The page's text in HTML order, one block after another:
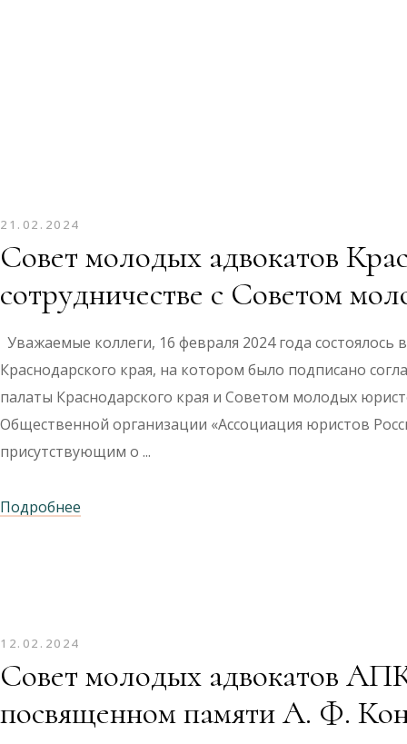
21.02.2024
Совет молодых адвокатов
сотрудничестве с Советом
Уважаемые коллеги, 16 февраля 2024 года
Краснодарского края, на котором было подписано
палаты Краснодарского края и Советом молодых
Общественной организации «Ассоциация юристов
присутствующим о
Подробнее
12.02.2024
Совет молодых адвокатов
посвященном памяти А. Ф.